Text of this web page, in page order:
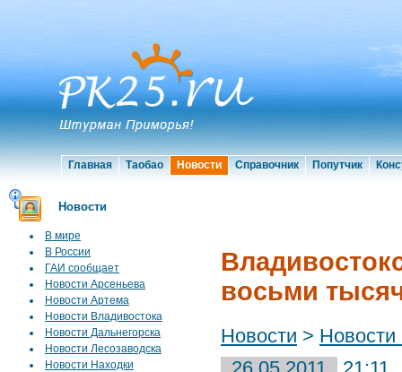
Главная Таобао Новости Справочник Попутчик
Новости
В мире
В России
ГАИ сообщает
Новости Арсеньева
Новости Артема
Новости Владивостока
Новости Дальнегорска
Новости Лесозаводска
Новости Находки
восьми
Новости > Новости